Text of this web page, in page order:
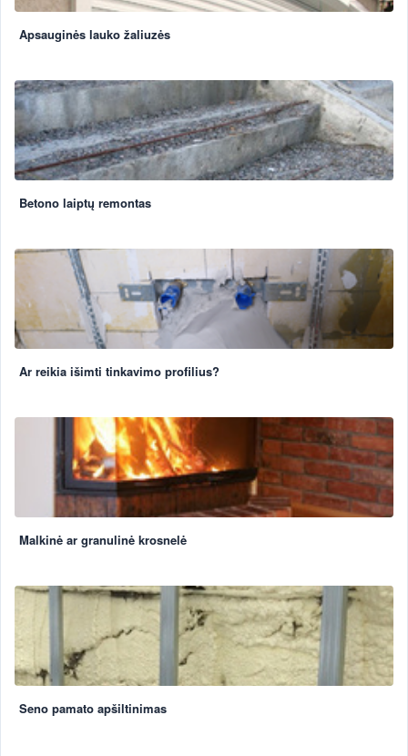
Apsauginės lauko žaliuzės
Betono laiptų remontas
Ar reikia išimti tinkavimo profilius?
Malkinė ar granulinė krosnelė
Seno pamato apšiltinimas